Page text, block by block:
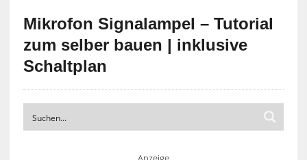
Mikrofon Signalampel – Tutorial
zum selber bauen | inklusive
Schaltplan